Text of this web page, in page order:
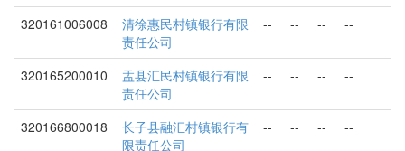
320161006008
清徐惠民村镇银行有限
责任公司
-- -- -- --
320165200010
盂县汇民村镇银行有限
责任公司
-- -- -- --
320166800018
长子县融汇村镇银行有
限责任公司
-- -- -- --